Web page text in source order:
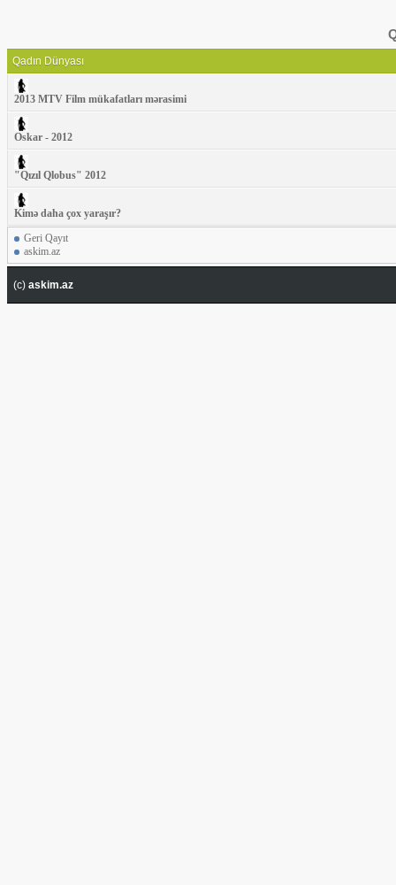
Qadın Dünyası
2013 MTV Film mükafatları mərasimi
Oskar - 2012
"Qızıl Qlobus" 2012
Kimə daha çox yaraşır?
Geri Qayıt
askim.az
(c) askim.az